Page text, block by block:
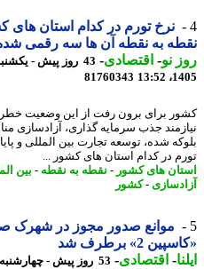
نرخ تورم در کدام استان های
به نقطه آن ها سه رقمی شده
نو- اقتصادی-
43 روز
81760343
برای برون رفت از این وضعیت خطرناک،
جذب سرمایه گذاری، آزادسازی منابع
شده، توسعه تجارت بین المللی و
در کدام استان های کشور ...
های کشور-نقطه به نقطه-بین المللی
- کشور
موانع صدور مجوز در شهرک
2» برطرف شد
-اقتصادی-
53